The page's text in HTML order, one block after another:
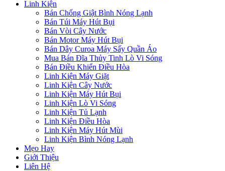
Linh Kiện
Bán Chống Giật Bình Nóng Lạnh
Bán Túi Máy Hút Bụi
Bán Vòi Cây Nước
Bán Motor Máy Hút Bụi
Bán Dây Curoa Máy Sấy Quần Áo
Mua Bán Đĩa Thủy Tinh Lò Vi Sóng
Bán Điều Khiển Điều Hòa
Linh Kiện Máy Giặt
Linh Kiện Cây Nước
Linh Kiện Máy Hút Bụi
Linh Kiện Lò Vi Sóng
Linh Kiện Tủ Lạnh
Linh Kiện Điều Hòa
Linh Kiện Máy Hút Mùi
Linh Kiện Bình Nóng Lạnh
Mẹo Hay
Giới Thiệu
Liên Hệ